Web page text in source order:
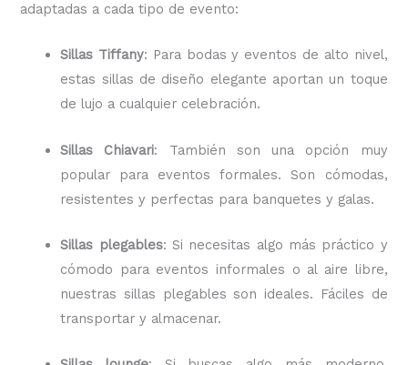
adaptadas a cada tipo de evento:
Sillas Tiffany: Para bodas y eventos de alto nivel,
estas sillas de diseño elegante aportan un toque
de lujo a cualquier celebración.
Sillas Chiavari: También son una opción muy
popular para eventos formales. Son cómodas,
resistentes y perfectas para banquetes y galas.
Sillas plegables: Si necesitas algo más práctico y
cómodo para eventos informales o al aire libre,
nuestras sillas plegables son ideales. Fáciles de
transportar y almacenar.